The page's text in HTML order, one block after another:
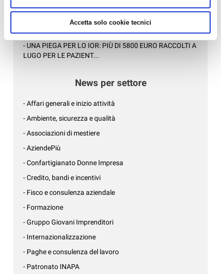
Accetta solo cookie tecnici
CASA...
- LETTERA AI SINDACI: CHIESTI MAGGIORI CONTROLLI
PER CONTRASTARE L'ABUSI...
- UNA PIEGA PER LO IOR: PIÙ DI 5800 EURO RACCOLTI A
LUGO PER LE PAZIENT...
News per settore
- Affari generali e inizio attività
- Ambiente, sicurezza e qualità
- Associazioni di mestiere
- AziendePiù
- Confartigianato Donne Impresa
- Credito, bandi e incentivi
- Fisco e consulenza aziendale
- Formazione
- Gruppo Giovani Imprenditori
- Internazionalizzazione
- Paghe e consulenza del lavoro
- Patronato INAPA